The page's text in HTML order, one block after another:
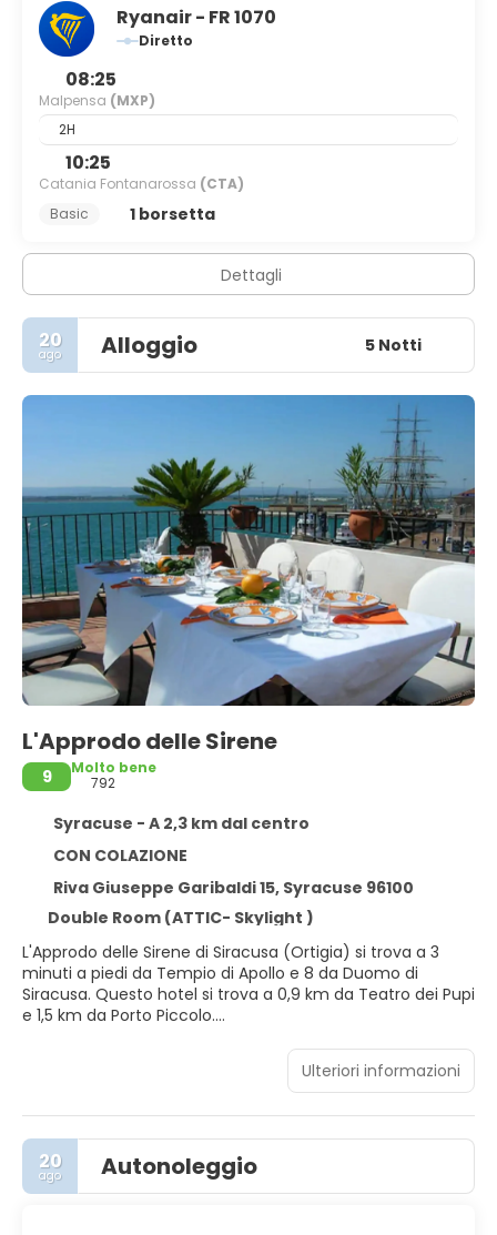
Ryanair - FR 1070
Diretto
08:25
Malpensa (MXP)
2H
10:25
Catania Fontanarossa (CTA)
Basic
1 borsetta
Dettagli
20
ago Alloggio 5 Notti
L'Approdo delle Sirene
9
Molto bene
792
Syracuse - A 2,3 km dal centro
CON COLAZIONE
Riva Giuseppe Garibaldi 15, Syracuse 96100
Double Room (ATTIC- Skylight )
L'Approdo delle Sirene di Siracusa (Ortigia) si trova a 3
minuti a piedi da Tempio di Apollo e 8 da Duomo di
Siracusa. Questo hotel si trova a 0,9 km da Teatro dei Pupi
e 1,5 km da Porto Piccolo.
Avrai a disposizione una terrazza panoramica da dove
ammirare il paesaggio, nonché il Wi-Fi gratuito e
l'assistenza per la prenotazione di tour e biglietti.
Rilassati in una delle 8 camere della struttura, complete di
frigorifero e minibar. Il Wi-Fi gratuito ti consente di restare
in contatto con il mondo, mentre la TV con canali in
Ulteriori informazioni
20
ago Autonoleggio